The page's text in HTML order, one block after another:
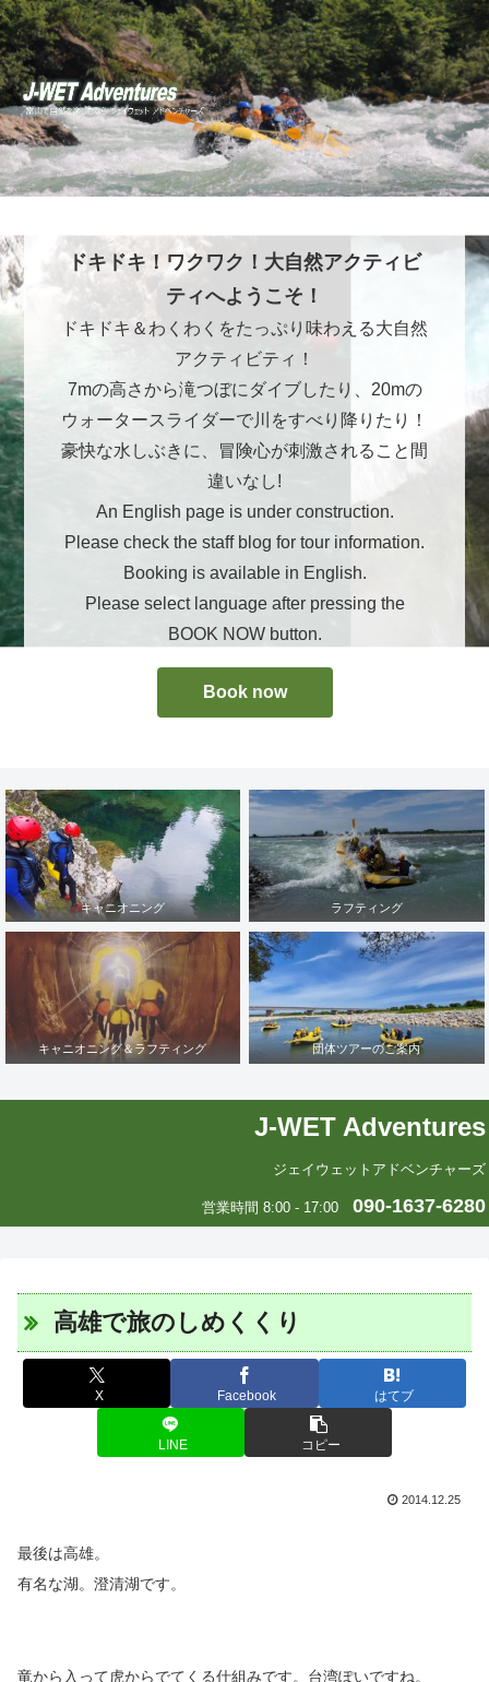
ドキドキ！ワクワク！大自然アクティビ
ティへようこそ！
ドキドキ＆わくわくをたっぷり味わえる大自然
アクティビティ！
7mの高さから滝つぼにダイブしたり、20mの
ウォータースライダーで川をすべり降りたり！
豪快な水しぶきに、冒険心が刺激されること間
違いなし!
An English page is under construction.
Please check the staff blog for tour information.
Booking is available in English.
Please select language after pressing the
BOOK NOW button.
Book now
キャニオニング ラフティング
キャニオニング＆ラフティング 団体ツアーのご案内
J-WET Adventures
ジェイウェットアドベンチャーズ
営業時間 8:00 - 17:00 090-1637-6280
高雄で旅のしめくくり
X Facebook はてブ
LINE コピー
2014.12.25
最後は高雄。
有名な湖。澄清湖です。
竜から入って虎からでてくる仕組みです。台湾ぽいですね。